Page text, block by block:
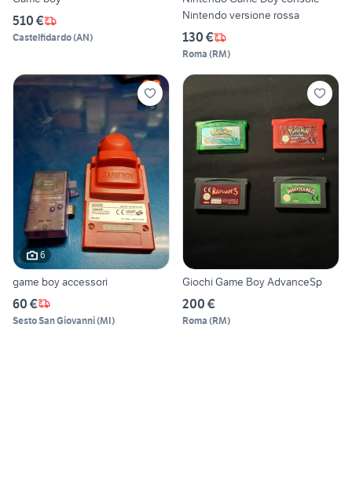
510 €
Castelfidardo(AN)
Nintendo versione rossa
130 €
Roma (RM)
6
game boy accessori
60 €
Sesto San Giovanni(MI)
Giochi Game Boy AdvanceSp
200 €
Roma (RM)